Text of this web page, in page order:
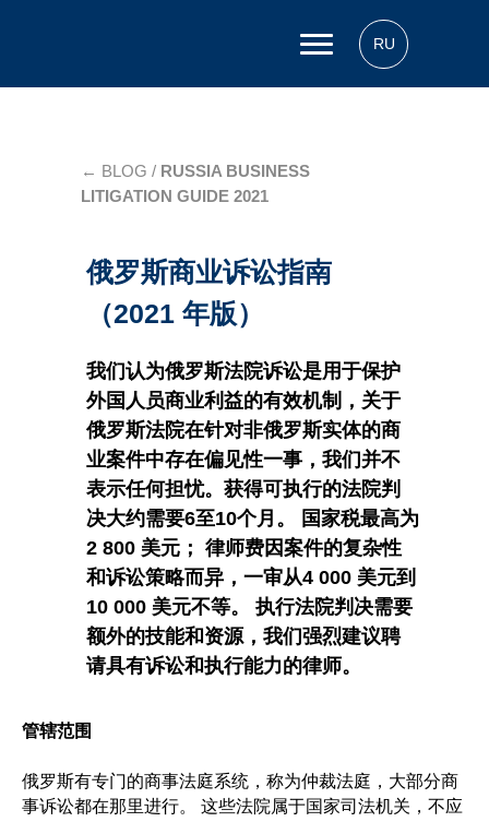
RU
VIK LEGAL
← BLOG / RUSSIA BUSINESS
LITIGATION GUIDE 2021
俄罗斯商业诉讼指南
（2021 年版）
我们认为俄罗斯法院诉讼是用于保护
外国人员商业利益的有效机制，关于
俄罗斯法院在针对非俄罗斯实体的商
业案件中存在偏见性一事，我们并不
表示任何担忧。获得可执行的法院判
决大约需要6至10个月。 国家税最高为
2 800 美元； 律师费因案件的复杂性
和诉讼策略而异，一审从4 000 美元到
10 000 美元不等。 执行法院判决需要
额外的技能和资源，我们强烈建议聘
请具有诉讼和执行能力的律师。
管辖范围
俄罗斯有专门的商事法庭系统，称为仲裁法庭，大部分商
事诉讼都在那里进行。 这些法院属于国家司法机关，不应